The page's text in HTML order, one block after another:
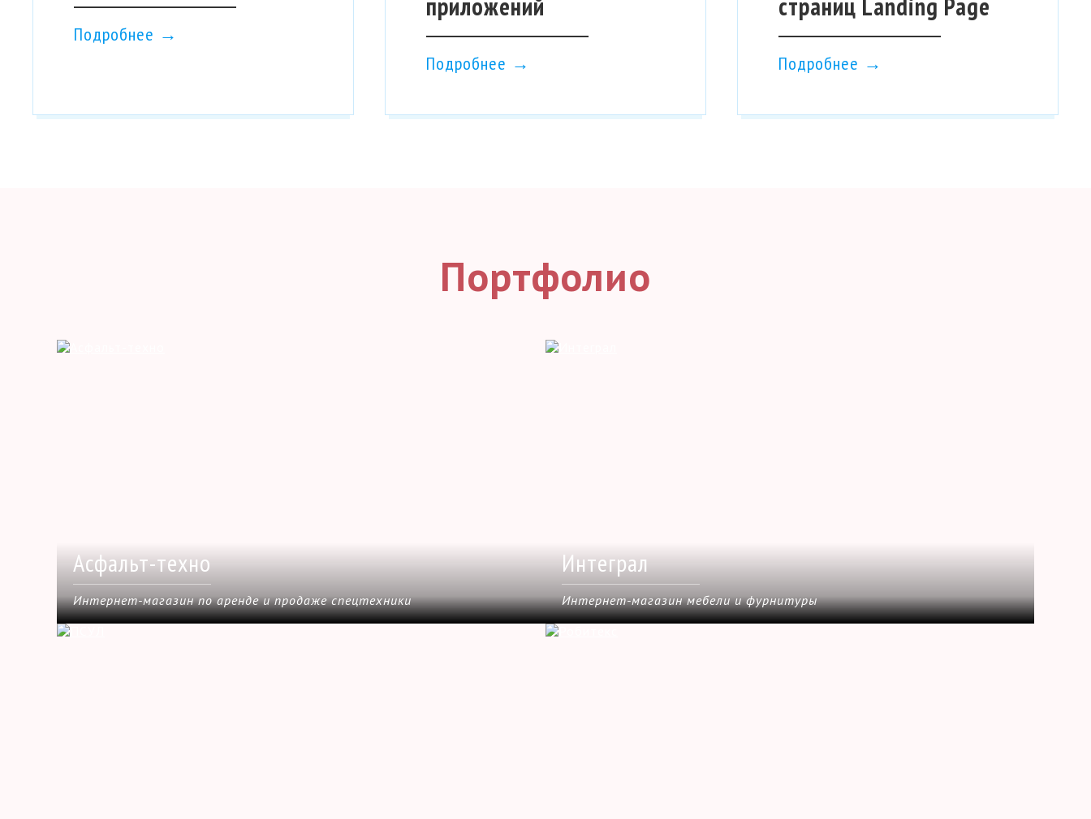
+ Еженедельное копирование файлов сайта и базы данных
Подробнее →
Подробнее → Подробнее →
Портфолио
Асфальт-техно
Интернет-магазин по аренде и продаже спецтехники
Интеграл
Интернет-магазин мебели и фурнитуры